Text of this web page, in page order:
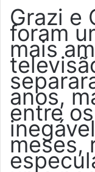
Grazi e
foram
mais
anos,
entre
meses,